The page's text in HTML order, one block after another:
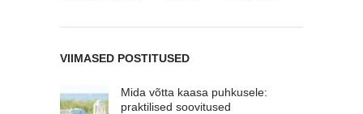
VIIMASED POSTITUSED
Mida võtta kaasa puhkusele:
praktilised soovitused